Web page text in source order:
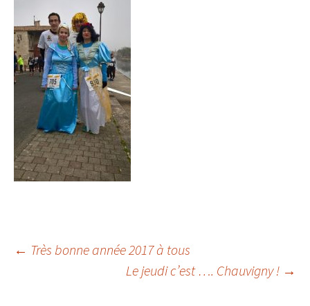
Navigation
← Très bonne année 2017 à tous
Le jeudi c’est …. Chauvigny ! →